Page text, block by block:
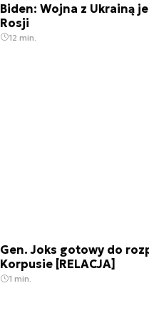
Biden: Wojna z Ukrainą
Rosji
12 min.
Gen. Joks gotowy do
Korpusie [RELACJA]
1 min.